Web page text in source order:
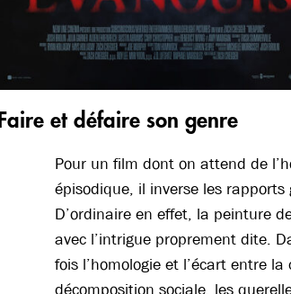
Faire et défaire son genre
Pour un film dont on attend de
épisodique, il inverse les
D’ordinaire en effet, la peinture
avec l’intrigue proprement dite.
fois l’homologie et l’écart entre
décomposition sociale, les